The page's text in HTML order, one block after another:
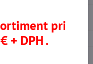
pri
+ DPH .